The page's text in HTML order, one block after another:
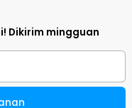
Dikirim mingguan